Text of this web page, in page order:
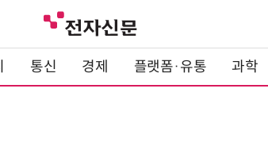
통신 경제 플랫폼·유통 과학